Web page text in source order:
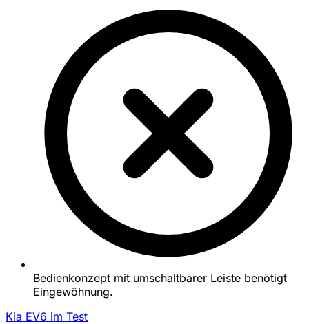
Bedienkonzept mit umschaltbarer Leiste benötigt
Eingewöhnung.
Kia EV6 im Test